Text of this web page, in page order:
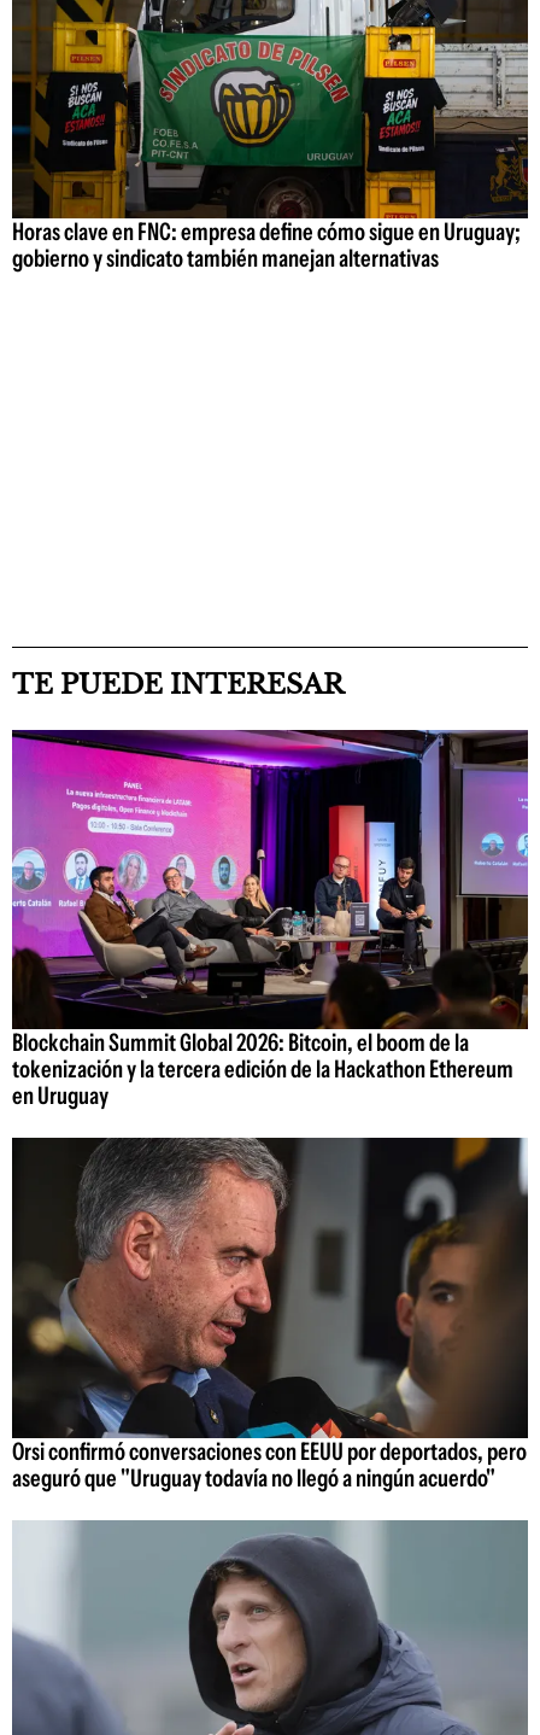
Horas clave en FNC: empresa define cómo sigue en Uruguay;
gobierno y sindicato también manejan alternativas
TE PUEDE INTERESAR
Blockchain Summit Global 2026: Bitcoin, el boom de la
tokenización y la tercera edición de la Hackathon Ethereum
en Uruguay
Orsi confirmó conversaciones con EEUU por deportados, pero
aseguró que "Uruguay todavía no llegó a ningún acuerdo"